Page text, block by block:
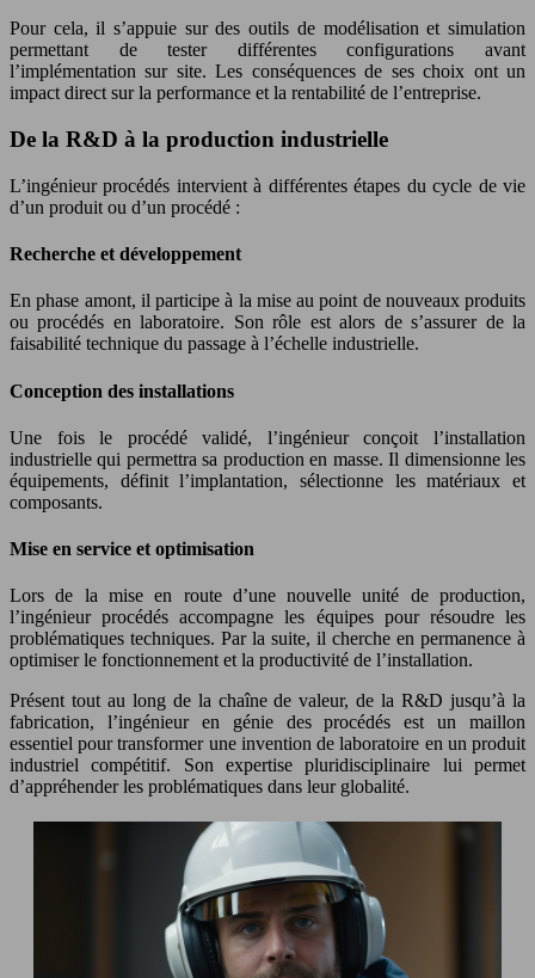
Pour cela, il s’appuie sur des outils de modélisation et simulation
permettant de tester différentes configurations avant
l’implémentation sur site. Les conséquences de ses choix ont un
impact direct sur la performance et la rentabilité de l’entreprise.
De la R&D à la production industrielle
L’ingénieur procédés intervient à différentes étapes du cycle de vie
d’un produit ou d’un procédé :
Recherche et développement
En phase amont, il participe à la mise au point de nouveaux produits
ou procédés en laboratoire. Son rôle est alors de s’assurer de la
faisabilité technique du passage à l’échelle industrielle.
Conception des installations
Une fois le procédé validé, l’ingénieur conçoit l’installation
industrielle qui permettra sa production en masse. Il dimensionne les
équipements, définit l’implantation, sélectionne les matériaux et
composants.
Mise en service et optimisation
Lors de la mise en route d’une nouvelle unité de production,
l’ingénieur procédés accompagne les équipes pour résoudre les
problématiques techniques. Par la suite, il cherche en permanence à
optimiser le fonctionnement et la productivité de l’installation.
Présent tout au long de la chaîne de valeur, de la R&D jusqu’à la
fabrication, l’ingénieur en génie des procédés est un maillon
essentiel pour transformer une invention de laboratoire en un produit
industriel compétitif. Son expertise pluridisciplinaire lui permet
d’appréhender les problématiques dans leur globalité.